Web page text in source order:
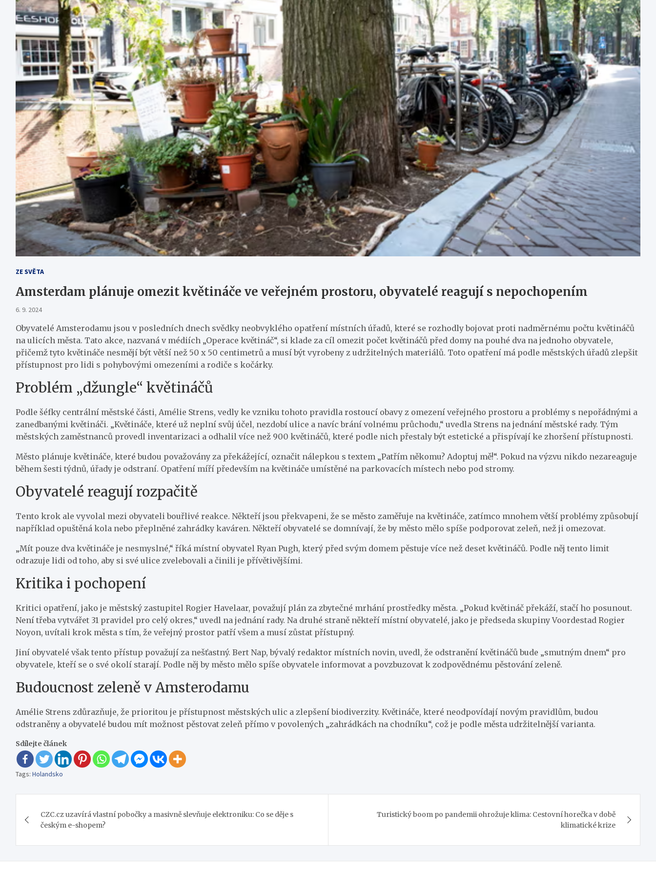
ZE SVĚTA
Amsterdam plánuje omezit květináče ve veřejném prostoru, obyvatelé reagují s nepochopením
6. 9. 2024
Obyvatelé Amsterodamu jsou v posledních dnech svědky neobvyklého opatření místních úřadů, které se rozhodly bojovat proti nadměrnému počtu květináčů
na ulicích města. Tato akce, nazvaná v médiích „Operace květináč“, si klade za cíl omezit počet květináčů před domy na pouhé dva na jednoho obyvatele,
přičemž tyto květináče nesmějí být větší než 50 x 50 centimetrů a musí být vyrobeny z udržitelných materiálů. Toto opatření má podle městských úřadů zlepšit
přístupnost pro lidi s pohybovými omezeními a rodiče s kočárky.
Problém „džungle“ květináčů
Podle šéfky centrální městské části, Amélie Strens, vedly ke vzniku tohoto pravidla rostoucí obavy z omezení veřejného prostoru a problémy s nepořádnými a
zanedbanými květináči. „Květináče, které už neplní svůj účel, nezdobí ulice a navíc brání volnému průchodu,“ uvedla Strens na jednání městské rady. Tým
městských zaměstnanců provedl inventarizaci a odhalil více než 900 květináčů, které podle nich přestaly být estetické a přispívají ke zhoršení přístupnosti​.
Město plánuje květináče, které budou považovány za překážející, označit nálepkou s textem „Patřím někomu? Adoptuj mě!“. Pokud na výzvu nikdo nezareaguje
během šesti týdnů, úřady je odstraní. Opatření míří především na květináče umístěné na parkovacích místech nebo pod stromy.
Obyvatelé reagují rozpačitě
Tento krok ale vyvolal mezi obyvateli bouřlivé reakce. Někteří jsou překvapeni, že se město zaměřuje na květináče, zatímco mnohem větší problémy způsobují
například opuštěná kola nebo přeplněné zahrádky kaváren. Někteří obyvatelé se domnívají, že by město mělo spíše podporovat zeleň, než ji omezovat.
„Mít pouze dva květináče je nesmyslné,“ říká místní obyvatel Ryan Pugh, který před svým domem pěstuje více než deset květináčů. Podle něj tento limit
odrazuje lidi od toho, aby si své ulice zvelebovali a činili je přívětivějšími.
Kritika i pochopení
Kritici opatření, jako je městský zastupitel Rogier Havelaar, považují plán za zbytečné mrhání prostředky města. „Pokud květináč překáží, stačí ho posunout.
Není třeba vytvářet 31 pravidel pro celý okres,“ uvedl na jednání rady. Na druhé straně někteří místní obyvatelé, jako je předseda skupiny Voordestad Rogier
Noyon, uvítali krok města s tím, že veřejný prostor patří všem a musí zůstat přístupný.
Jiní obyvatelé však tento přístup považují za nešťastný. Bert Nap, bývalý redaktor místních novin, uvedl, že odstranění květináčů bude „smutným dnem“ pro
obyvatele, kteří se o své okolí starají. Podle něj by město mělo spíše obyvatele informovat a povzbuzovat k zodpovědnému pěstování zeleně.
Budoucnost zeleně v Amsterodamu
Amélie Strens zdůrazňuje, že prioritou je přístupnost městských ulic a zlepšení biodiverzity. Květináče, které neodpovídají novým pravidlům, budou
odstraněny a obyvatelé budou mít možnost pěstovat zeleň přímo v povolených „zahrádkách na chodníku“, což je podle města udržitelnější varianta.
Sdílejte článek
Tags: Holandsko
pro
příspěvek
CZC.cz uzavírá vlastní pobočky a masivně slevňuje elektroniku: Co se děje s
českým e-shopem?
Turistický boom po pandemii ohrožuje klima: Cestovní horečka v době
klimatické krize